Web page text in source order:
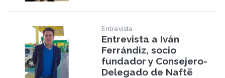
Entrevista
Entrevista a Iván
Ferrándiz, socio
fundador y Consejero-
Delegado de Naftë